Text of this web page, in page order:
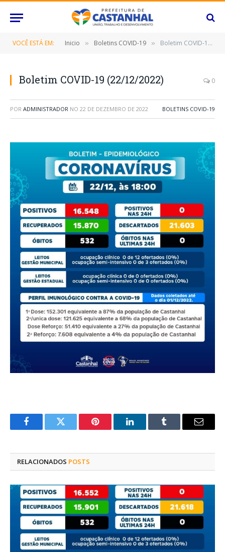
VOCÊ ESTÁ EM: Inicio » Boletins COVID-19 » Boletim COVID-19 (22/12/2022)
Boletim COVID-19 (22/12/2022) 0
POR ADMINISTRADOR NO 22 DE DEZEMBRO DE 2022 BOLETINS COVID-19
FacebookTwitter Pinterest O
Tumblr
E-
RELACIONADOS POSTS